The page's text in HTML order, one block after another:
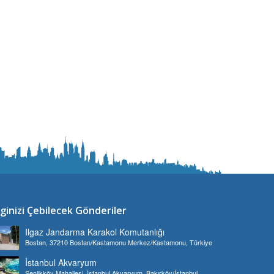
Çebilecek Gönderiler
Ilgaz Jandarma Karakol Komutanlığı
Bostan, 37210 Bostan/Kastamonu Merkez/Kastamonu, Türkiye
İstanbul Akvaryum